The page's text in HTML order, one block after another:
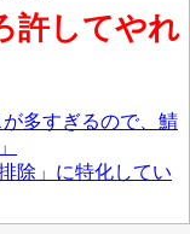
許してやれ
多すぎるので、鯖
除」に特化してい